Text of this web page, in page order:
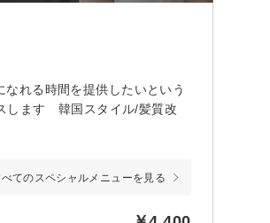
れる時間を提供したいという
します 韓国スタイル/髪質改
てのスペシャルメニューを見る